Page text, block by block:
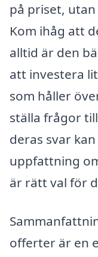
på priset, utan
Kom ihåg att
alltid är den
att investera
som håller
ställa frågor
deras svar
uppfattning
är rätt val för
offerter är en